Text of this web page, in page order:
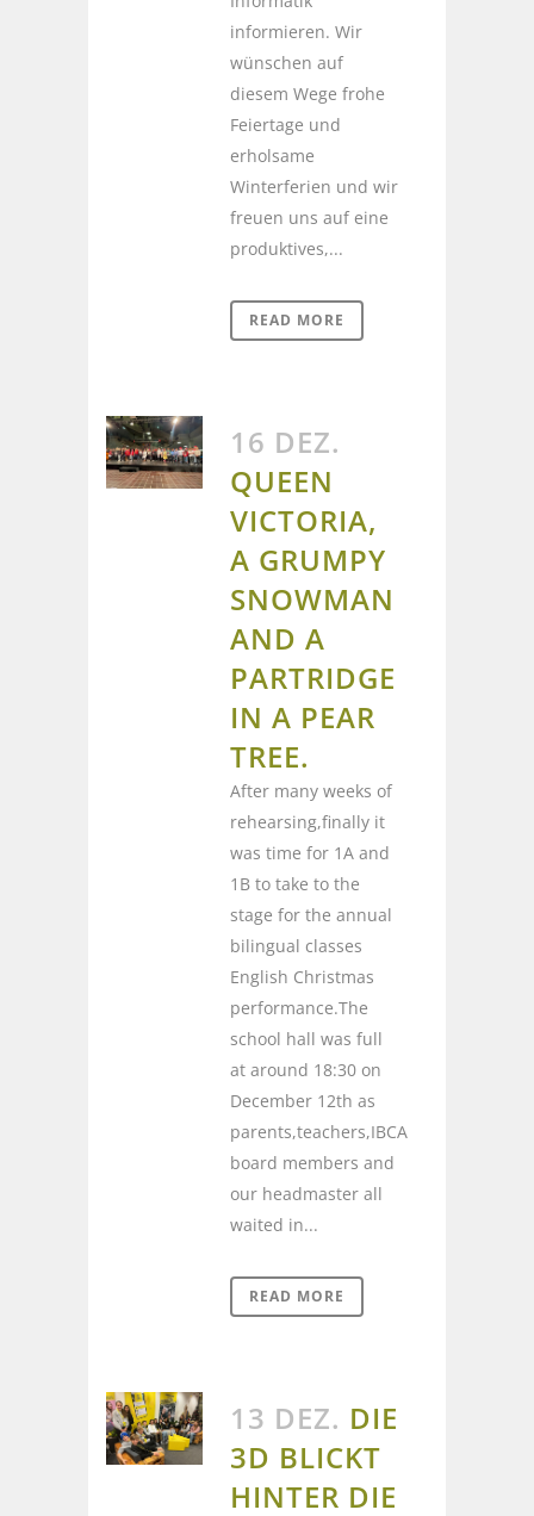
informieren. Wir
wünschen auf
diesem Wege frohe
Feiertage und
erholsame
Winterferien und wir
freuen uns auf eine
produktives,...
READ MORE
16 DEZ.
QUEEN
VICTORIA,
A GRUMPY
SNOWMAN
AND A
PARTRIDGE
IN A PEAR
TREE.
After many weeks of
rehearsing,finally it
was time for 1A and
1B to take to the
stage for the annual
bilingual classes
English Christmas
performance.The
school hall was full
at around 18:30 on
December 12th as
parents,teachers,IBCA
board members and
our headmaster all
waited in...
READ MORE
13 DEZ. DIE
3D BLICKT
HINTER DIE